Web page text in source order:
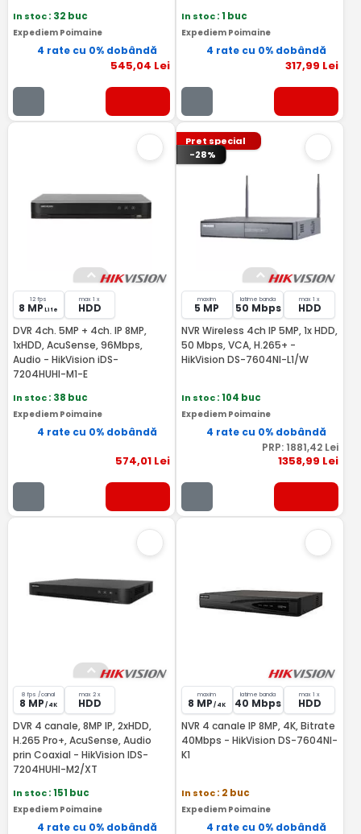
In stoc: 32 buc
Expediem Poimaine
4 rate cu 0% dobândă
545,04 Lei
In stoc: 1 buc
Expediem Poimaine
4 rate cu 0% dobândă
317,99 Lei
12 fps
8 MP Lite
max 1 x
HDD
DVR 4ch. 5MP + 4ch. IP 8MP,
1xHDD, AcuSense, 96Mbps,
Audio - HikVision iDS-
7204HUHI-M1-E
In stoc: 38 buc
Expediem Poimaine
4 rate cu 0% dobândă
574,01Lei
Pret special
-28%
maxim
5 MP
latime banda
50 Mbps
max 1 x
HDD
NVR Wireless 4ch IP 5MP, 1x HDD,
50 Mbps, VCA, H.265+ -
HikVision DS-7604NI-L1/W
In stoc: 104 buc
Expediem Poimaine
4 rate cu 0% dobândă
PRP: 1881,42 Lei
1358,99 Lei
8 fps /canal
8 MP / 4K
max 2 x
HDD
DVR 4 canale, 8MP IP, 2xHDD,
H.265 Pro+, AcuSense, Audio
prin Coaxial - HikVision IDS-
7204HUHI-M2/XT
In stoc: 151 buc
Expediem Poimaine
4 rate cu 0% dobândă
maxim
8 MP / 4K
latime banda
40 Mbps
max 1 x
HDD
NVR 4 canale IP 8MP, 4K, Bitrate
40Mbps - HikVision DS-7604NI-
K1
In stoc: 2 buc
Expediem Poimaine
4 rate cu 0% dobândă